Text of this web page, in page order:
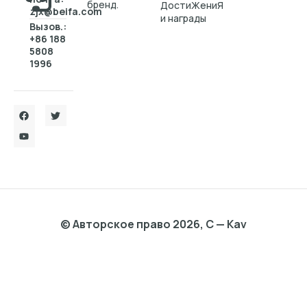
zjx@beifa.com
Вызов.:
+86 188
5808
1996
бренд.
ДостиЖениЯ
и награды
© Авторское право 2026, C — Kav